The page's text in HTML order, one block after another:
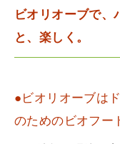
ビオリオーブで、
と、楽しく。
●ビオリオーブは
のためのビオフー